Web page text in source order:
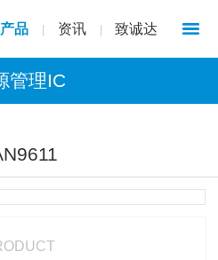
产品 资讯 致诚达
管理IC
1/1